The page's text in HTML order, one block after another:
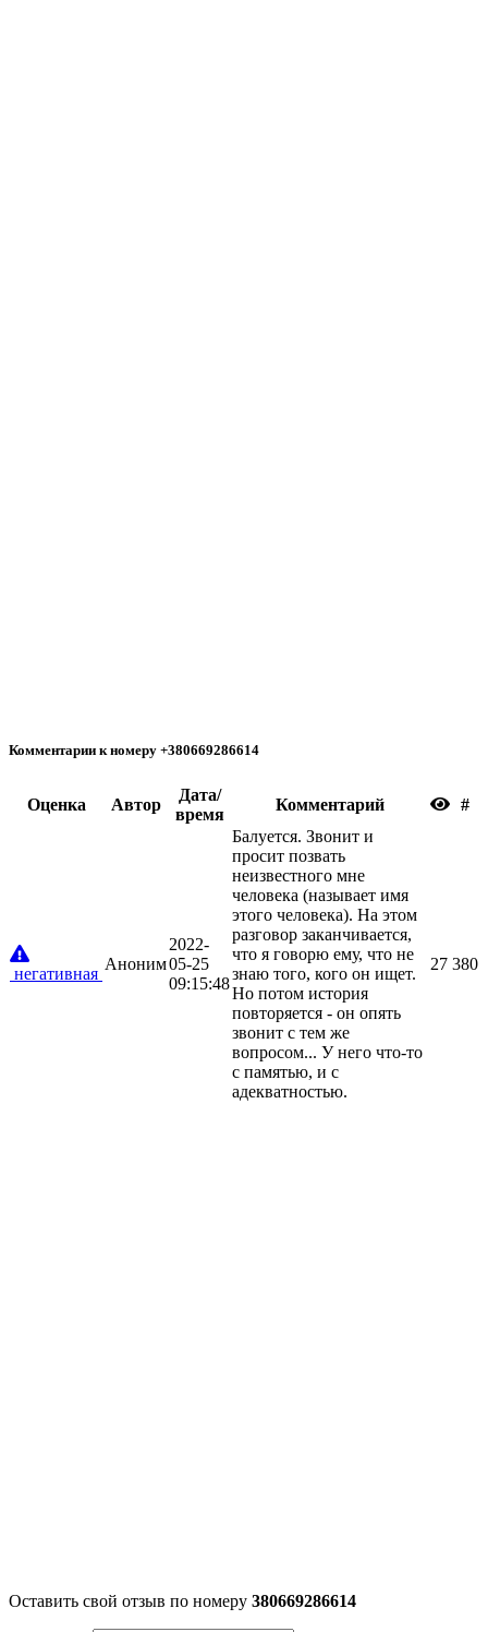
Комментарии к номеру +380669286614
Oценка Автор
Дата/
время
Комментарий #
негативная
Аноним
2022-
05-25
09:15:48
Балуется. Звонит и
просит позвать
неизвестного мне
человека (называет имя
этого человека). На этом
разговор заканчивается,
что я говорю ему, что не
знаю того, кого он ищет.
Но потом история
повторяется - он опять
звонит с тем же
вопросом... У него что-то
с памятью, и с
адекватностью.
27 380
Оставить свой отзыв по номеру 380669286614